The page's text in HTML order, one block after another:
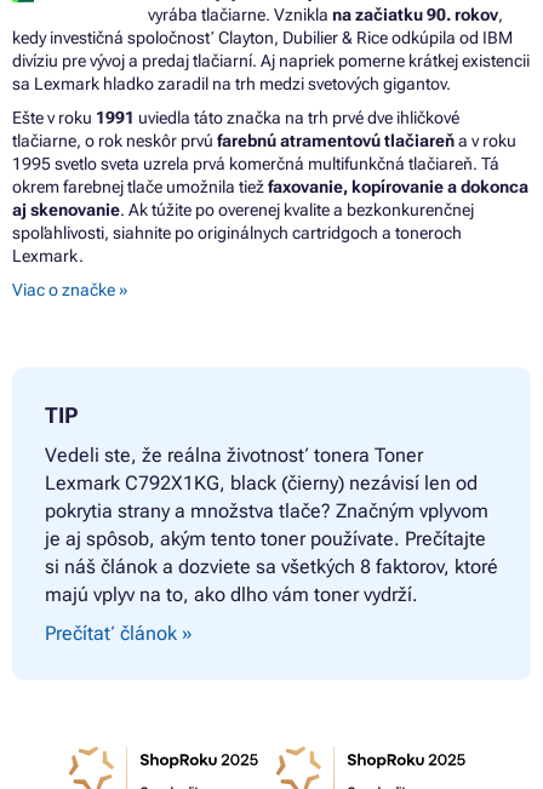
vyrába tlačiarne. Vznikla na začiatku 90. rokov,
kedy investičná spoločnosť Clayton, Dubilier & Rice odkúpila od IBM
divíziu pre vývoj a predaj tlačiarní. Aj napriek pomerne krátkej existencii
sa Lexmark hladko zaradil na trh medzi svetových gigantov.
Ešte v roku 1991 uviedla táto značka na trh prvé dve ihličkové
tlačiarne, o rok neskôr prvú farebnú atramentovú tlačiareňa v roku
1995 svetlo sveta uzrela prvá komerčná multifunkčná tlačiareň. Tá
okrem farebnej tlače umožnila tiežfaxovanie, kopírovanie a dokonca
aj skenovanie. Ak túžite po overenej kvalite a bezkonkurenčnej
spoľahlivosti, siahnite po originálnych cartridgoch a toneroch
Lexmark.
Viac o značke »
TIP
Vedeli ste, že reálna životnosť tonera Toner
Lexmark C792X1KG, black (čierny) nezávisí len od
pokrytia strany a množstva tlače? Značným vplyvom
je aj spôsob, akým tento toner používate. Prečítajte
si náš článok a dozviete sa všetkých 8 faktorov, ktoré
majú vplyv na to, ako dlho vám toner vydrží.
Prečítať článok »